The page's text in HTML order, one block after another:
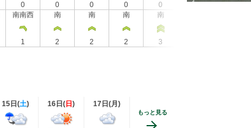
0 0 0 0 0
南南西
1
南
2
南
2
南
2
南
3
15日(土) 16日( 日 ) 17日(月 )
もっと見る